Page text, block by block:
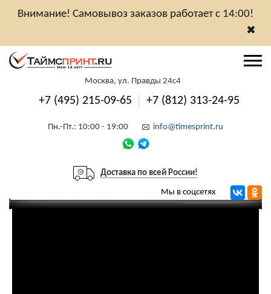
Внимание! Самовывоз заказов работает с 14:00!
✖
Москва, ул. Правды 24с4
+7 (495) 215-09-65 +7 (812) 313-24-95
Пн.-Пт.: 10:00 - 19:00 info@timesprint.ru
Доставка по всей России!
Мы в соцсетях